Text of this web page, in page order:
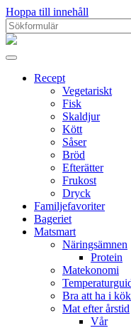
Hoppa till innehåll
Sök
efter:Proppmätt
Recept
Vegetariskt
Fisk
Skaldjur
Kött
Såser
Bröd
Efterätter
Frukost
Dryck
Familjefavoriter
Bageriet
Matsmart
Näringsämnen
Protein
Matekonomi
Bra att ha i
Mat efter årstid
Vår